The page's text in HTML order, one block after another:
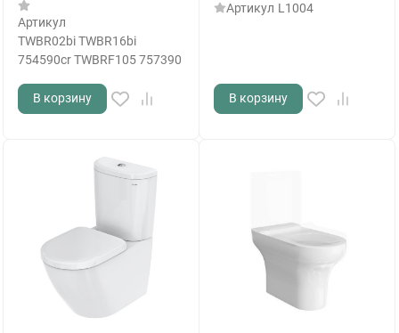
Артикул
TWBR02bi TWBR16bi
754590cr TWBRF105 757390
В корзину
Артикул L1004
В корзину